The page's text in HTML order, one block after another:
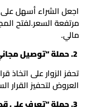
اجعل الشراء أسهل
مرتفعة السعر.لفتح
مالي.
تحفز الزوار على اتخاذ
العروض لتحفيز القرار